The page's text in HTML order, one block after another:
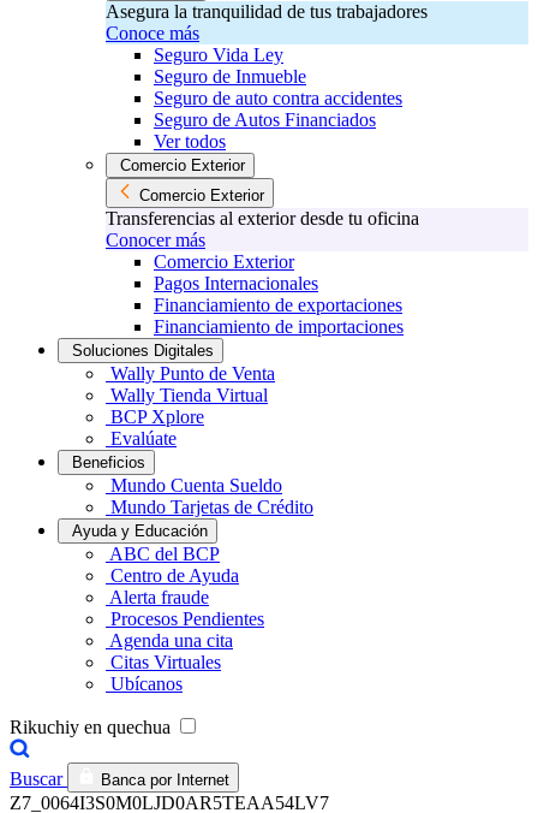
Asegura la tranquilidad de tus trabajadores
Conoce más
Seguro Vida Ley
Seguro de Inmueble
Seguro de auto contra accidentes
Seguro de Autos Financiados
Ver todos
Comercio Exterior
Comercio Exterior
Transferencias al exterior desde tu oficina
Conocer más
Comercio Exterior
Pagos Internacionales
Financiamiento de exportaciones
Financiamiento de importaciones
Soluciones Digitales
Wally Punto de Venta
Wally Tienda Virtual
BCP Xplore
Evalúate
Beneficios
Mundo Cuenta Sueldo
Mundo Tarjetas de Crédito
Ayuda y Educación
ABC del BCP
Centro de Ayuda
Alerta fraude
Procesos Pendientes
Agenda una cita
Citas Virtuales
Ubícanos
Rikuchiy en quechua
Buscar Banca por Internet
Z7_0064I3S0M0LJD0AR5TEAA54LV7